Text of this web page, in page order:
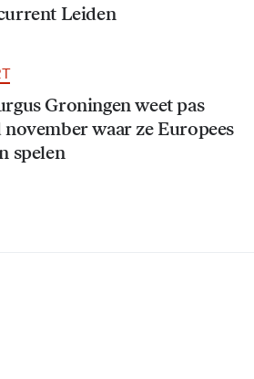
Leiden
Groningen weet pas
november waar ze Europees
spelen